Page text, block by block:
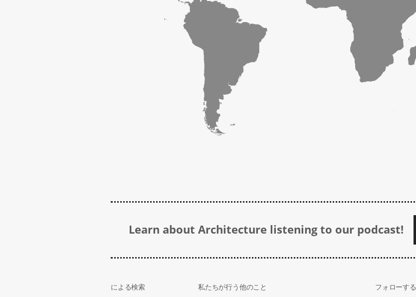
Learn about Architecture listening to our podcast!
による検索
私たちが行う他のこと
フォローする